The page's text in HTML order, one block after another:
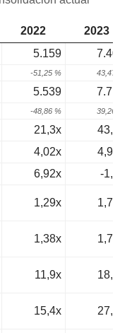
2022
2023
5.159
-51,25 % 43,47
5.539
-48,86 % 39,26
21,3x
4,02x
6,92x
-
1,29x
1,38x
11,9x
15,4x